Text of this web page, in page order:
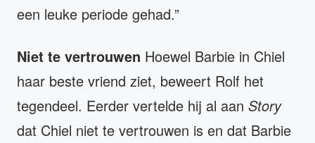
een leuke periode gehad.”
Niet te vertrouwen Hoewel Barbie in Chiel
haar beste vriend ziet, beweert Rolf het
tegendeel. Eerder vertelde hij al aan Story
dat Chiel niet te vertrouwen is en dat Barbie